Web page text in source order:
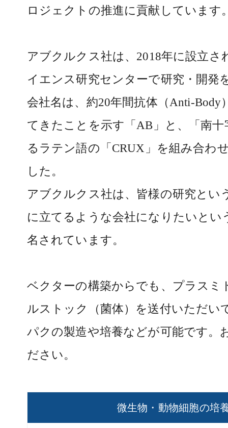
ロジェクトの推進に貢献しています
アブクルクス社は、2018年に設立さ
イエンス研究センターで研究・開発
会社名は、約20年間抗体（Anti-Body
てきたことを示す「AB」と、「南十
るラテン語の「CRUX」を組み合わ
した。
アブクルクス社は、皆様の研究とい
に立てるような会社になりたいとい
名されています。
ベクターの構築からでも、プラスミ
ルストック（菌体）を送付いただい
パクの製造や培養などが可能です。
ださい。
微生物・動物細胞の培